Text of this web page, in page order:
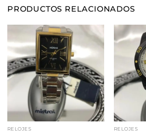
PRODUCTOS RELACIONADOS
RELOJES RELOJES